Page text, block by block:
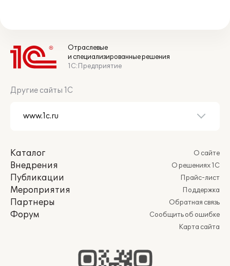
Отраслевые
и специализированные решения
1С:Предприятие
Другие сайты 1С
Каталог
Внедрения
Публикации
Мероприятия
Партнеры
Форум
О сайте
О решениях 1С
Прайс-лист
Поддержка
Обратная связь
Сообщить об ошибке
Карта сайта